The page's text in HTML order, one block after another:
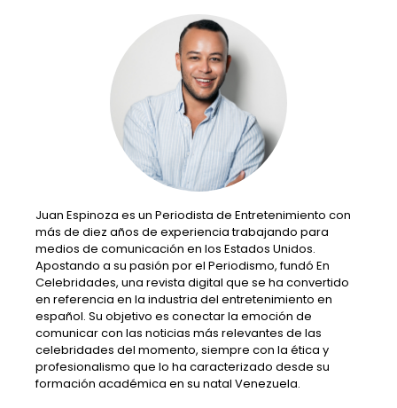
Juan Espinoza es un Periodista de Entretenimiento con
más de diez años de experiencia trabajando para
medios de comunicación en los Estados Unidos.
Apostando a su pasión por el Periodismo, fundó En
Celebridades, una revista digital que se ha convertido
en referencia en la industria del entretenimiento en
español. Su objetivo es conectar la emoción de
comunicar con las noticias más relevantes de las
celebridades del momento, siempre con la ética y
profesionalismo que lo ha caracterizado desde su
formación académica en su natal Venezuela.